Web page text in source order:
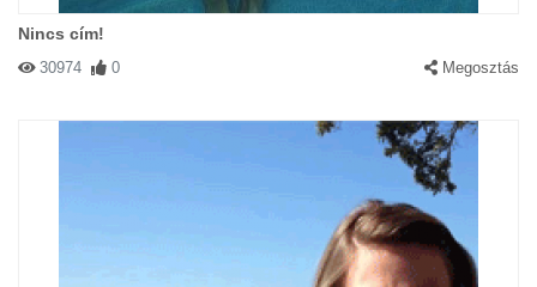
Nincs cím!
30974 0 Megosztás